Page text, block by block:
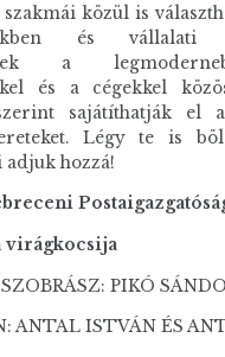
közül is
és vállalati
a
és a cégekkel
sajátíthatják el
Légy te is
hozzá!
virágkocsija
PIKÓ
ANTAL ISTVÁN ÉS